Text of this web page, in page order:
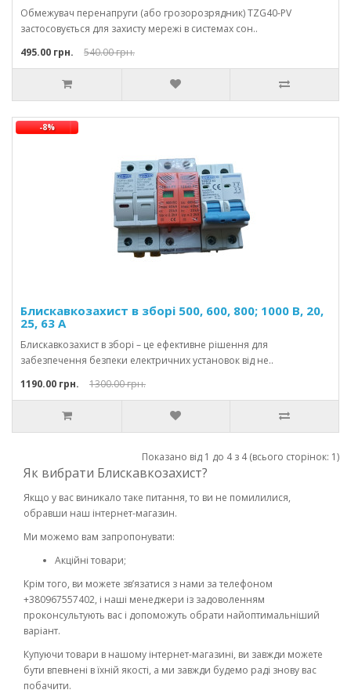
Обмежувач перенапруги (або грозорозрядник) TZG40-PV
застосовується для захисту мережі в системах сон..
495.00 грн. 540.00 грн.
Блискавкозахист в зборі 500, 600, 800; 1000 В, 20,
25, 63 А
Блискавкозахист в зборі – це ефективне рішення для
забезпечення безпеки електричних установок від не..
-8%
1190.00 грн. 1300.00 грн.
Показано від 1 до 4 з 4 (всього сторінок: 1)
Як вибрати Блискавкозахист?
Якщо у вас виникало таке питання, то ви не помилилися,
обравши наш інтернет-магазин.
Ми можемо вам запропонувати:
Акційні товари;
Крім того, ви можете зв’язатися з нами за телефоном
+380967557402, і наші менеджери із задоволенням
проконсультують вас і допоможуть обрати найоптимальніший
варіант.
Купуючи товари в нашому інтернет-магазині, ви завжди можете
бути впевнені в їхній якості, а ми завжди будемо раді знову вас
побачити.